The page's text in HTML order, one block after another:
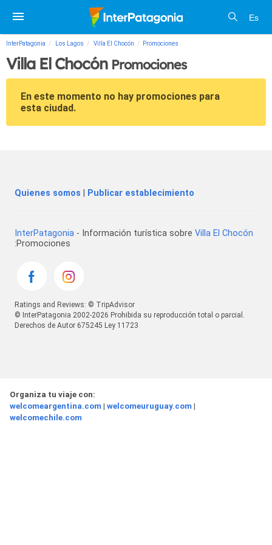
Es
InterPatagonia Los Lagos Villa El Chocón Promociones
Villa El Chocón Promociones
En este momento no hay promociones para
esta ciudad.
Quienes somos Publicar establecimiento
InterPatagonia - Información turística sobre Villa El Chocón
:Promociones
Ratings and Reviews: © TripAdvisor
© InterPatagonia 2002-2026 Prohibida su reproducción total o parcial.
Derechos de Autor 675245 Ley 11723
Organiza tu viaje con:
welcomeargentina.com | welcomeuruguay.com |
welcomechile.com